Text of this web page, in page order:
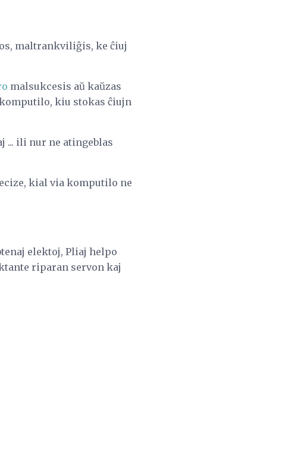
maltrankviliĝis, ke ĉiuj
malsukcesis aŭ kaŭzas
kiu stokas ĉiujn
... ili nur ne atingeblas
kial via komputilo ne
elektoj, Pliaj helpo
riparan servon kaj